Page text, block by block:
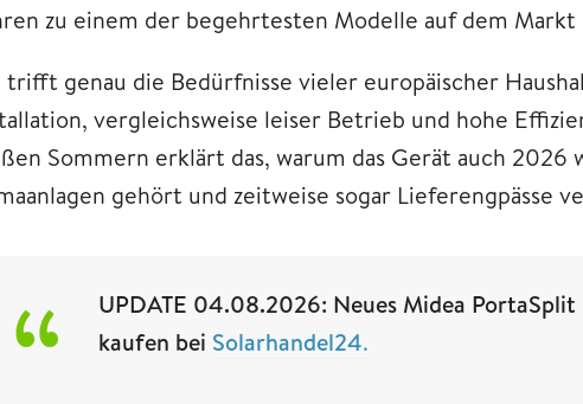
zu einem der begehrtesten Modelle auf dem
trifft genau die Bedürfnisse vieler europäischer
vergleichsweise leiser Betrieb und hohe
Sommern erklärt das, warum das Gerät auch 2026
gehört und zeitweise sogar Lieferengpässe
UPDATE 04.08.2026: Neues Midea
kaufen bei Solarhandel24.